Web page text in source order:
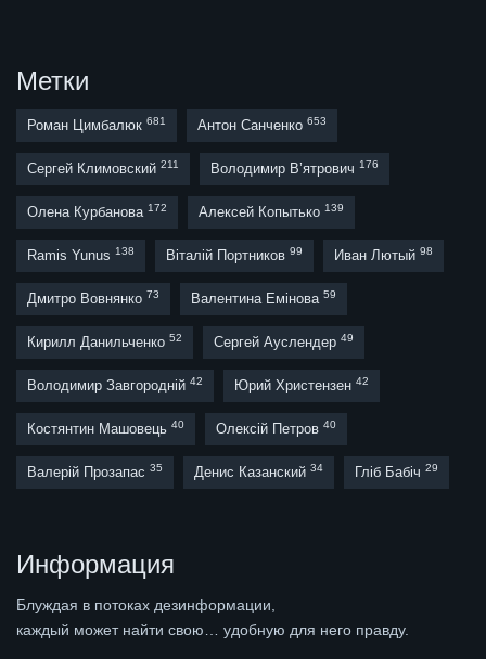
Метки
Роман Цимбалюк 681 Антон Санченко 653
Сергей Климовский 211 Володимир В’ятрович 176
Олена Курбанова 172 Алексей Копытько 139
Ramis Yunus 138 Віталій Портников 99 Иван Лютый 98
Дмитро Вовнянко 73 Валентина Емінова 59
Кирилл Данильченко 52 Сергей Ауслендер 49
Володимир Завгородній 42 Юрий Христензен 42
Костянтин Машовець 40 Олексій Петров 40
Валерій Прозапас 35 Денис Казанский 34 Гліб Бабіч 29
Информация
Блуждая в потоках дезинформации,
каждый может найти свою… удобную для него правду.